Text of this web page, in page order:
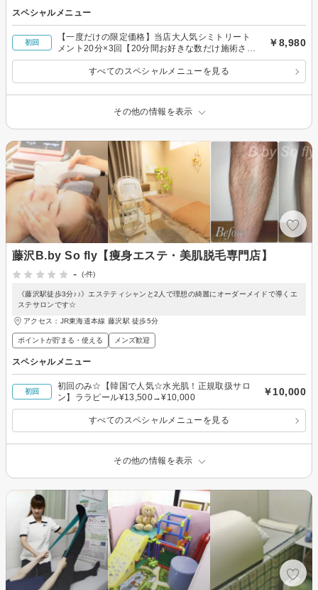
スペシャルメニュー
初回
【一度だけの限定価格】当店大人気シミトリート
メント20分×3回【20分間お好きな数だけ施術され
放題】
￥8,980
すべてのスペシャルメニューを見る
その他の情報を表示
藤沢B.by So fly【痩身エステ・美肌脱毛専門店】
-
(-件)
《藤沢駅徒歩3分♪♪》エステティシャンと2人で理想の綺麗にオーダーメイドで導くエ
ステサロンです☆
アクセス：JR東海道本線 藤沢駅 徒歩5分
ポイントが貯まる・使える メンズ歓迎
スペシャルメニュー
初回
初回のみ☆【韓国で人気☆水光肌！正規取扱サロ
ン】ララピール¥13,500→¥10,000
￥10,000
すべてのスペシャルメニューを見る
その他の情報を表示